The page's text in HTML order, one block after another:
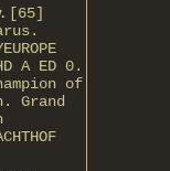
[65]
А ED 0.
of
Grand